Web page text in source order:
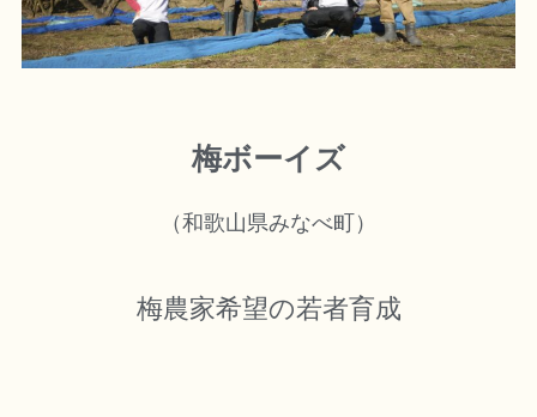
梅ボーイズ
（和歌山県みなべ町）
梅農家希望の若者育成